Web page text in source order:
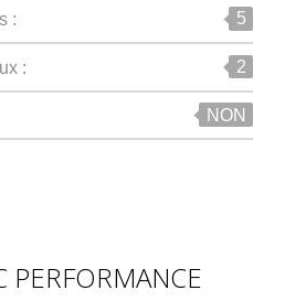
: 5
: 2
NON
PERFORMANCE